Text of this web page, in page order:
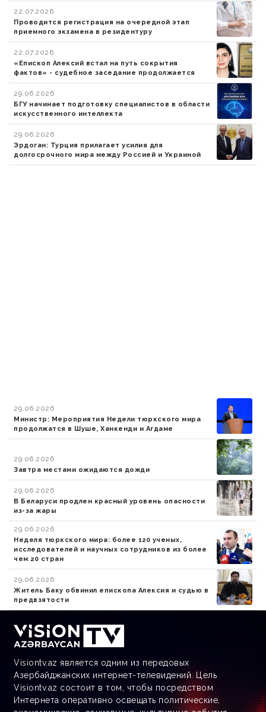
22.07.2026
Проводится регистрация на очередной этап
приемного экзамена в резидентуру
22.07.2026
«Епископ Алексий встал на путь сокрытия
фактов» - судебное заседание продолжается
29.06.2026
БГУ начинает подготовку специалистов в области
искусственного интеллекта
29.06.2026
Эрдоган: Турция прилагает усилия для
долгосрочного мира между Россией и Украиной
29.06.2026
Министр: Мероприятия Недели тюркского мира
продолжатся в Шуше, Ханкенди и Агдаме
29.06.2026
Завтра местами ожидаются дожди
29.06.2026
В Беларуси продлен красный уровень опасности
из-за жары
29.06.2026
Неделя тюркского мира: более 120 ученых,
исследователей и научных сотрудников из более
чем 20 стран
29.06.2026
Житель Баку обвинил епископа Алексия и судью в
предвзятости
Visiontv.az является одним из передовых
Азербайджанских интернет-телевидений. Цель
Visiontv.az состоит в том, чтобы посредством
Интернета оперативно освещать политические,